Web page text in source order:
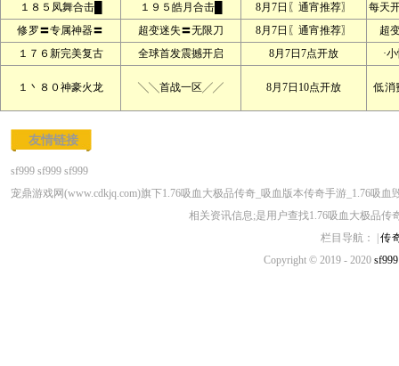
１８５凤舞合击█
１９５皓月合击█ 8月7日〖通宵推荐〗
每天
修罗〓专属神器〓
超变迷失〓无限刀 8月7日〖通宵推荐〗
超
１７６新完美复古
全球首发震撼开启 8月7日7点开放 ·
１丶８０神豪火龙 ╲╲首战一区╱╱ 8月7日10点开放 低
友情链接
sf999 sf999 sf999
宠鼎游戏网(www.cdkjq.com)旗下1.76吸血大极品传奇_吸血版本传奇手游_1.76吸
相关资讯信息;是用户查找1.76吸血大极品传
栏目导航： |传
Copyright © 2019 - 2020 sf999